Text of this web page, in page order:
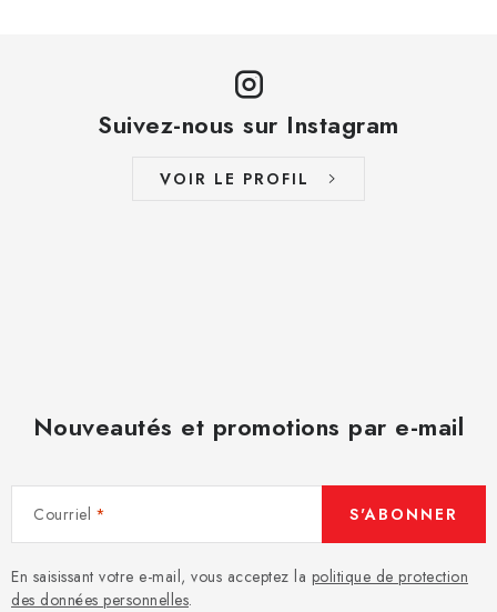
Suivez-nous sur Instagram
VOIR LE PROFIL
Nouveautés et promotions par e-mail
Courriel
En saisissant votre e-mail, vous acceptez la politique de protection
des données personnelles.
S'ABONNER